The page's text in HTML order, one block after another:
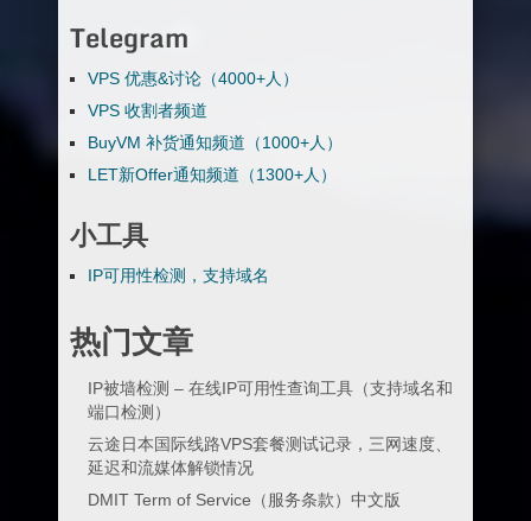
Telegram
VPS 优惠&讨论（4000+人）
VPS 收割者频道
BuyVM 补货通知频道（1000+人）
LET新Offer通知频道（1300+人）
小工具
IP可用性检测，支持域名
热门文章
IP被墙检测 – 在线IP可用性查询工具（支持域名和
端口检测）
云途日本国际线路VPS套餐测试记录，三网速度、
延迟和流媒体解锁情况
DMIT Term of Service（服务条款）中文版